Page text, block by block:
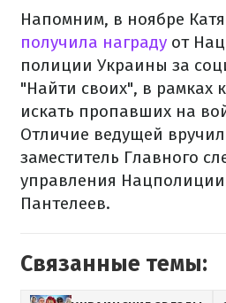
Напомним, в ноябре
получила награду от
полиции Украины за
"Найти своих", в рамках
искать пропавших на
Отличие ведущей
заместитель Главного
управления Нацполиции
Пантелеев.
Связанные темы: